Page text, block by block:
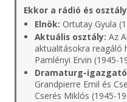
Ekkor a rádió és
Elnök: Ortutay Gyula
Aktuális osztály: Az
aktualitásokra reagáló
Pamlényi Ervin (1945-
Dramaturg-
Grandpierre Emil és
Cserés Miklós (1945-